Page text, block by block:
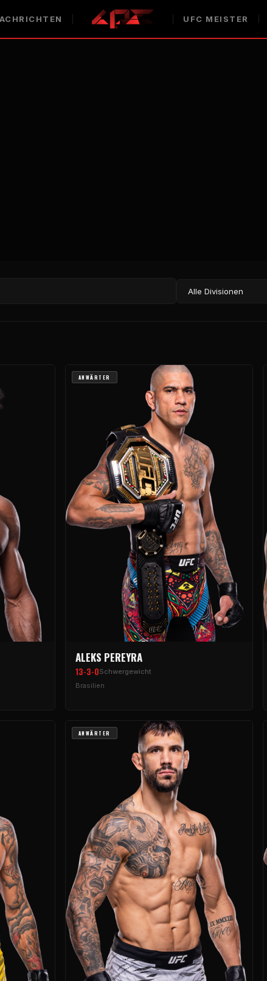
UFC MEISTER
ANWÄRTER
ALEKS PEREYRA
13-3-0Schwergewicht
Brasilien
ANWÄRTER